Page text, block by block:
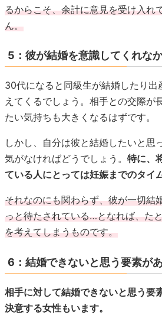
るからこそ、余計に意見を受け入れ
ん。
5：彼が結婚を意識してくれな
30代になると同級生が結婚したり出
えてくるでしょう。相手との交際が
たい気持ちも大きくなるはずです。
しかし、自分は彼と結婚したいと思
気がなければどうでしょう。 特に、
ている人にとっては妊娠までのタイ
それなのにも関わらず、彼が一切結
っと待たされている…となれば、た
を考えてしまうものです。
6：結婚できないと思う要素が
相手に対して結婚できないと思う要
決意する女性もいます。